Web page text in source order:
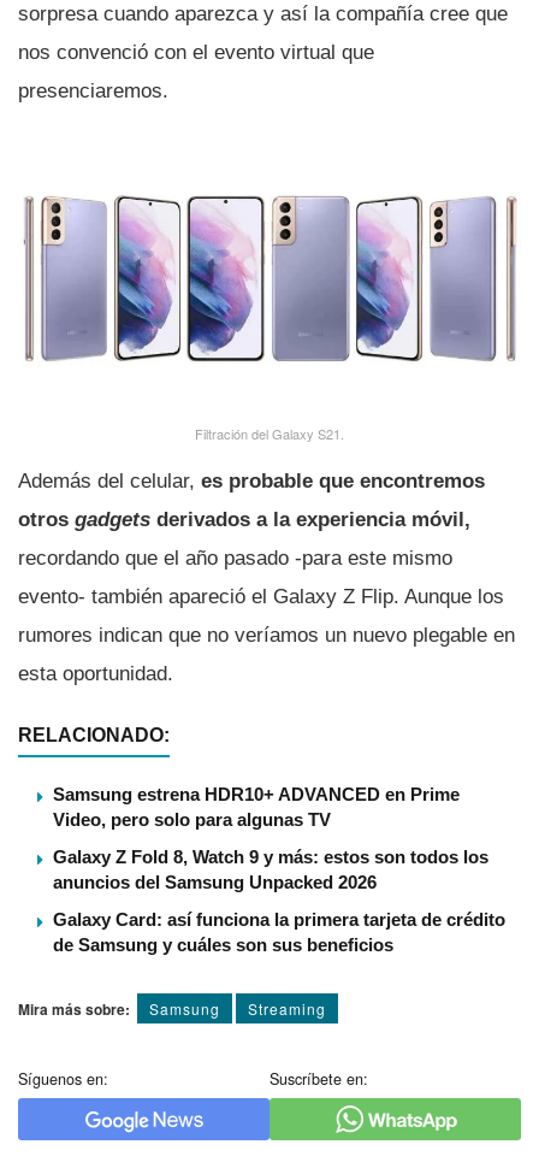
sorpresa cuando aparezca y así­ la compañí­a cree que
nos convenció con el evento virtual que
presenciaremos.
Filtración del Galaxy S21.
Además del celular, es probable que encontremos
otros gadgets derivados a la experiencia móvil,
recordando que el año pasado -para este mismo
evento- también apareció el Galaxy Z Flip. Aunque los
rumores indican que no verí­amos un nuevo plegable en
esta oportunidad.
RELACIONADO:
Samsung estrena HDR10+ ADVANCED en Prime
Video, pero solo para algunas TV
Galaxy Z Fold 8, Watch 9 y más: estos son todos los
anuncios del Samsung Unpacked 2026
Galaxy Card: así funciona la primera tarjeta de crédito
de Samsung y cuáles son sus beneficios
Mira más sobre: Samsung Streaming
Síguenos en: Suscríbete en: